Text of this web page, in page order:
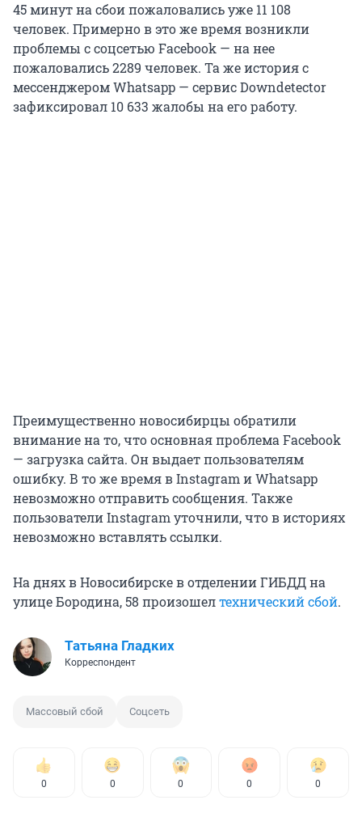
45 минут на сбои пожаловались уже 11 108
человек. Примерно в это же время возникли
проблемы с соцсетью Facebook — на нее
пожаловались 2289 человек. Та же история с
мессенджером Whatsapp — сервис Downdetector
зафиксировал 10 633 жалобы на его работу.
Преимущественно новосибирцы обратили
внимание на то, что основная проблема Facebook
— загрузка сайта. Он выдает пользователям
ошибку. В то же время в Instagram и Whatsapp
невозможно отправить сообщения. Также
пользователи Instagram уточнили, что в историях
невозможно вставлять ссылки.
На днях в Новосибирске в отделении ГИБДД на
улице Бородина, 58 произошелтехнический сбой.
Татьяна Гладких
Корреспондент
Массовый сбой Соцсеть
0 0 0 0 0